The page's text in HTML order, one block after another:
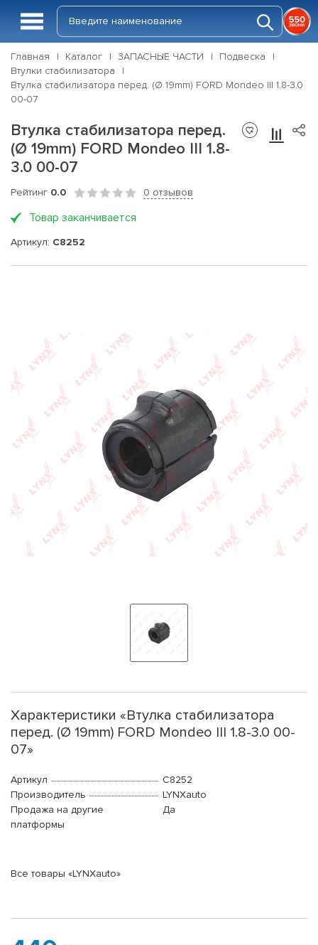
Главная Каталог ЗАПАСНЫЕ ЧАСТИ
Подвеска
Втулки стабилизатора
Втулка стабилизатора перед. (Ø 19mm) FORD Mondeo III 1.8-3.0
00-07
Втулка стабилизатора перед.
(Ø 19mm) FORD Mondeo III 1.8-
3.0 00-07
Рейтинг 0.0 0 отзывов
Товар заканчивается
Артикул: C8252
Характеристики «Втулка стабилизатора
перед. (Ø 19mm) FORD Mondeo III 1.8-3.0 00-
07»
Артикул
C8252
Производитель
LYNXauto
Продажа на другие
платформы
Да
Все товары «LYNXauto»